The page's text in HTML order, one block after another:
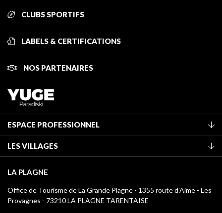
CLUBS SPORTIFS
LABELS & CERTIFICATIONS
NOS PARTENAIRES
ESPACE PROFESSIONNEL
Classement des meublés
Taxe de séjour
Médiathèque
Logos La Plagne
LES VILLAGES
Montchavin - Les Coches
Champagny-en-Vanoise
LA PLAGNE
Office de Tourisme de La Grande Plagne - 1355 route d’Aime - Les
Provagnes - 73210 LA PLAGNE TARENTAISE